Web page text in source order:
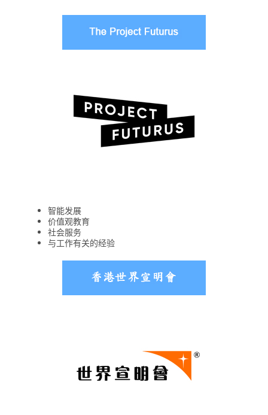
智能发展
价值观教育
社会服务
与工作有关的经验